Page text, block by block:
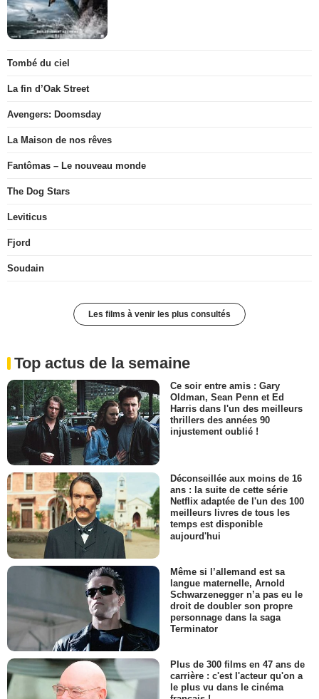
Tombé du ciel
La fin d’Oak Street
Avengers: Doomsday
La Maison de nos rêves
Fantômas – Le nouveau monde
The Dog Stars
Leviticus
Fjord
Soudain
Les films à venir les plus consultés
Top actus de la semaine
Ce soir entre amis : Gary
Oldman, Sean Penn et Ed
Harris dans l'un des meilleurs
thrillers des années 90
injustement oublié !
Déconseillée aux moins de 16
ans : la suite de cette série
Netflix adaptée de l'un des 100
meilleurs livres de tous les
temps est disponible
aujourd'hui
Même si l’allemand est sa
langue maternelle, Arnold
Schwarzenegger n’a pas eu le
droit de doubler son propre
personnage dans la saga
Terminator
Plus de 300 films en 47 ans de
carrière : c'est l'acteur qu'on a
le plus vu dans le cinéma